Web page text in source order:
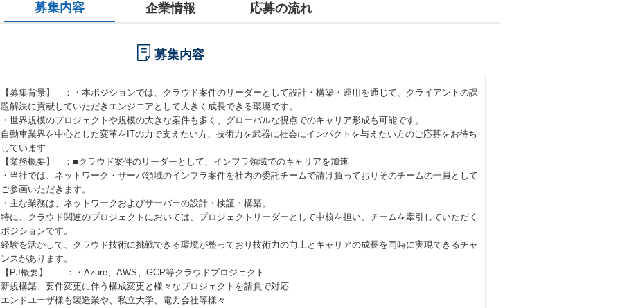
募集内容 企業情報 応募の流れ
募集内容
【募集背景】 ：・本ポジションでは、クラウド案件のリーダーとして設計・構築・運用を通じて、クライアントの課
題解決に貢献していただきエンジニアとして大きく成長できる環境です。
・世界規模のプロジェクトや規模の大きな案件も多く、グローバルな視点でのキャリア形成も可能です。
自動車業界を中心とした変革をITの力で支えたい方、技術力を武器に社会にインパクトを与えたい方のご応募をお待ち
しています
【業務概要】 ：■クラウド案件のリーダーとして、インフラ領域でのキャリアを加速
・当社では、ネットワーク・サーバ領域のインフラ案件を社内の委託チームで請け負っておりそのチームの一員として
ご参画いただきます。
・主な業務は、ネットワークおよびサーバーの設計・検証・構築。
特に、クラウド関連のプロジェクトにおいては、プロジェクトリーダーとして中核を担い、チームを牽引していただく
ポジションです。
経験を活かして、クラウド技術に挑戦できる環境が整っており技術力の向上とキャリアの成長を同時に実現できるチャ
ンスがあります。
【PJ概要】 ：・Azure、AWS、GCP等クラウドプロジェクト
新規構築、要件変更に伴う構成変更と様々なプロジェクトを請負で対応
エンドユーザ様も製造業や、私立大学、電力会社等様々